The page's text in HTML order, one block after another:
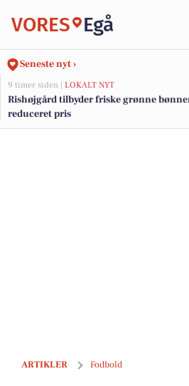
VORES Egå
Seneste nyt ›
9 timer siden | LOKALT NYT
Rishøjgård tilbyder friske grønne
reduceret pris
ARTIKLER Fodbold
Virup IFs dramatiske comeback